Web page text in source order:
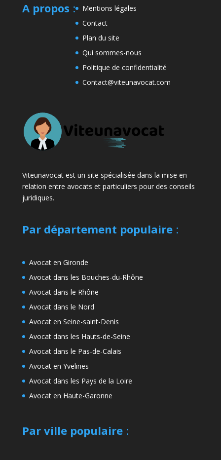
A propos :
Mentions légales
Contact
Plan du site
Qui sommes-nous
Politique de confidentialité
Contact@viteunavocat.com
Viteunavocat est un site spécialisée dans la mise en
relation entre avocats et particuliers pour des conseils
juridiques.
Par département populaire:
Avocat en Gironde
Avocat dans les Bouches-du-Rhône
Avocat dans le Rhône
Avocat dans le Nord
Avocat en Seine-saint-Denis
Avocat dans les Hauts-de-Seine
Avocat dans le Pas-de-Calais
Avocat en Yvelines
Avocat dans les Pays de la Loire
Avocat en Haute-Garonne
Par ville populaire: